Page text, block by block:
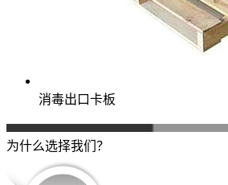
消毒出口卡板
为什么选择我们？